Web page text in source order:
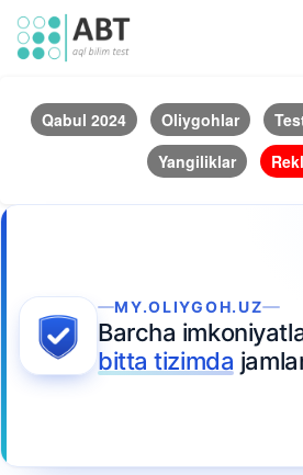
Qabul 2024 Oliygohlar
Yangiliklar
MY.OLIYGOH.UZ
Barcha
bitta tizimda